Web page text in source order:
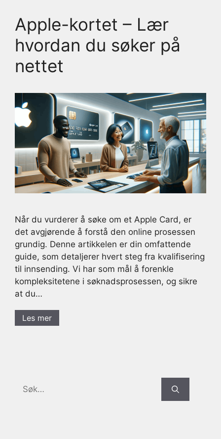
Apple-kortet – Lær
hvordan du søker på
nettet
Når du vurderer å søke om et Apple Card, er
det avgjørende å forstå den online prosessen
grundig. Denne artikkelen er din omfattende
guide, som detaljerer hvert steg fra kvalifisering
til innsending. Vi har som mål å forenkle
kompleksitetene i søknadsprosessen, og sikre
at du…
Les mer
Search